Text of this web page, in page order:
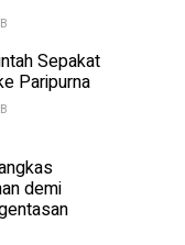
Sepakat
Paripurna
demi